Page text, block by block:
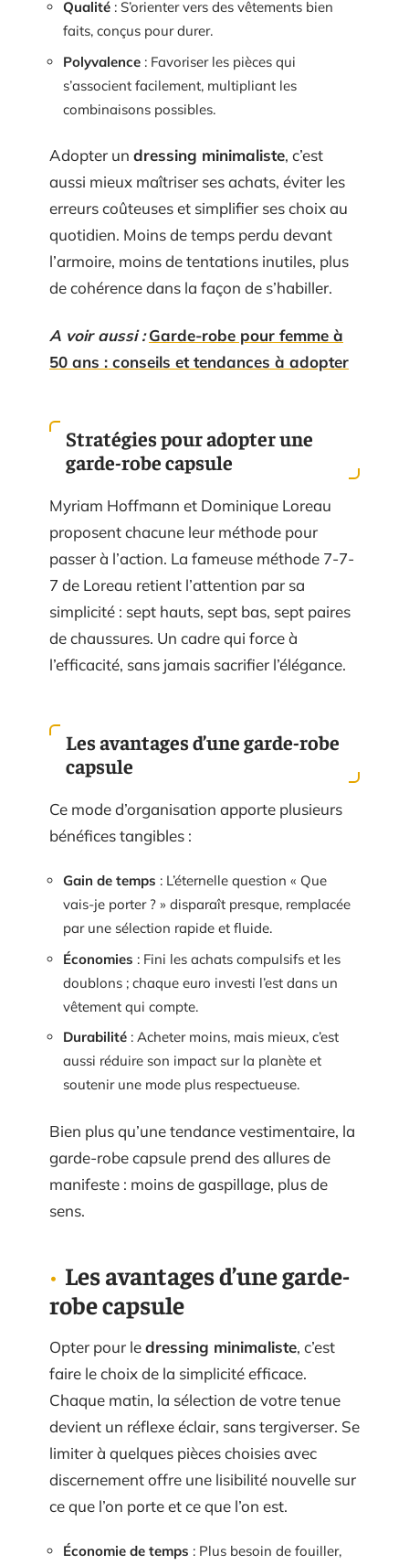
Qualité : S’orienter vers des vêtements bien
faits, conçus pour durer.
Polyvalence : Favoriser les pièces qui
s’associent facilement, multipliant les
combinaisons possibles.
Adopter un dressing minimaliste, c’est
aussi mieux maîtriser ses achats, éviter les
erreurs coûteuses et simplifier ses choix au
quotidien. Moins de temps perdu devant
l’armoire, moins de tentations inutiles, plus
de cohérence dans la façon de s’habiller.
A voir aussi : Garde-robe pour femme à
50 ans : conseils et tendances à adopter
Stratégies pour adopter une
garde-robe capsule
Myriam Hoffmann et Dominique Loreau
proposent chacune leur méthode pour
passer à l’action. La fameuse méthode 7-7-
7 de Loreau retient l’attention par sa
simplicité : sept hauts, sept bas, sept paires
de chaussures. Un cadre qui force à
l’efficacité, sans jamais sacrifier l’élégance.
Les avantages d’une garde-robe
capsule
Ce mode d’organisation apporte plusieurs
bénéfices tangibles :
Gain de temps : L’éternelle question « Que
vais-je porter ? » disparaît presque, remplacée
par une sélection rapide et fluide.
Économies : Fini les achats compulsifs et les
doublons ; chaque euro investi l’est dans un
vêtement qui compte.
Durabilité : Acheter moins, mais mieux, c’est
aussi réduire son impact sur la planète et
soutenir une mode plus respectueuse.
Bien plus qu’une tendance vestimentaire, la
garde-robe capsule prend des allures de
manifeste : moins de gaspillage, plus de
sens.
Les avantages d’une garde-
robe capsule
Opter pour ledressing minimaliste, c’est
faire le choix de la simplicité efficace.
Chaque matin, la sélection de votre tenue
devient un réflexe éclair, sans tergiverser. Se
limiter à quelques pièces choisies avec
discernement offre une lisibilité nouvelle sur
ce que l’on porte et ce que l’on est.
Économie de temps : Plus besoin de fouiller,